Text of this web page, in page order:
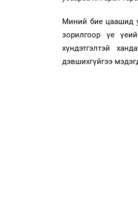
Миний бие цаашид
зорилгоор үе
хүндэтгэлтэй
дэвшихгүйгээ